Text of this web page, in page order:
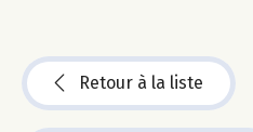
Retour à la liste